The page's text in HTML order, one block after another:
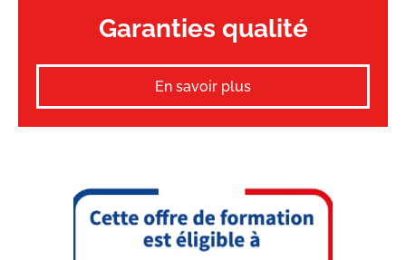
Garanties qualité
En savoir plus